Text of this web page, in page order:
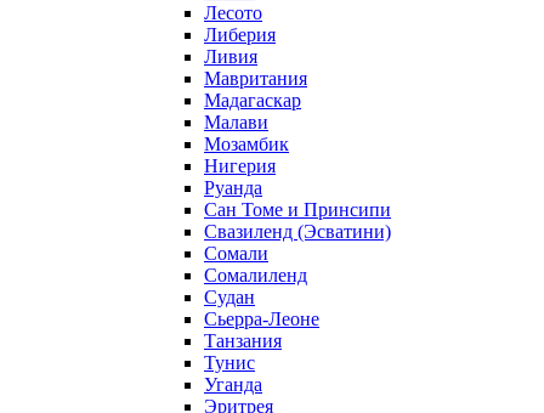
Лесото
Либерия
Ливия
Мавритания
Мадагаскар
Малави
Мозамбик
Нигерия
Руанда
Сан Томе и Принсипи
Свазиленд (Эсватини)
Сомали
Сомалиленд
Судан
Сьерра-Леоне
Танзания
Тунис
Уганда
Эритрея